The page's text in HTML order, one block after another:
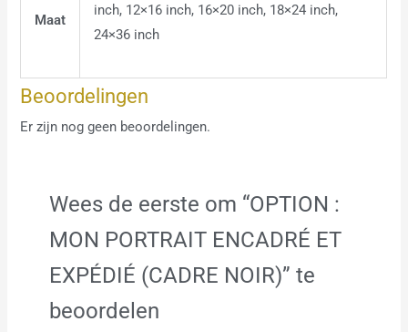
Maat
inch, 12×16 inch, 16×20 inch, 18×24 inch,
24×36 inch
Beoordelingen
Er zijn nog geen beoordelingen.
Wees de eerste om “OPTION :
MON PORTRAIT ENCADRÉ ET
EXPÉDIÉ (CADRE NOIR)” te
beoordelen